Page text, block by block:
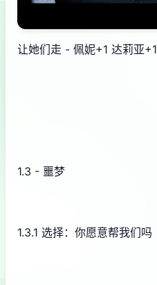
让她们走 - 佩妮+1 达莉亚+1
1.3 - 噩梦
1.3.1 选择：你愿意帮我们吗